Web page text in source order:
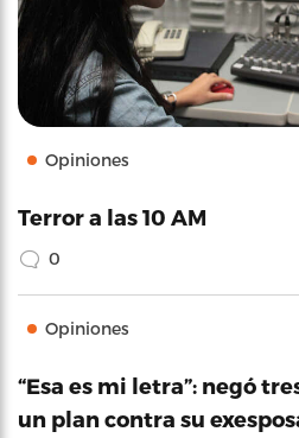
Opiniones
Terror a las 10 AM
0
Opiniones
“Esa es mi letra”: negó
un plan contra su